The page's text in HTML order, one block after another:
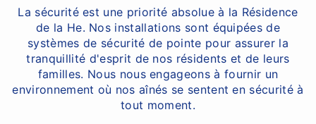
La sécurité est une priorité absolue à la Résidence
de la He. Nos installations sont équipées de
systèmes de sécurité de pointe pour assurer la
tranquillité d'esprit de nos résidents et de leurs
familles. Nous nous engageons à fournir un
environnement où nos aînés se sentent en sécurité à
tout moment.